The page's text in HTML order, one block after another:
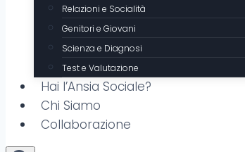
Relazioni e Socialità
Genitori e Giovani
Scienza e Diagnosi
Test e Valutazione
Hai l’Ansia Sociale?
Chi Siamo
Collaborazione